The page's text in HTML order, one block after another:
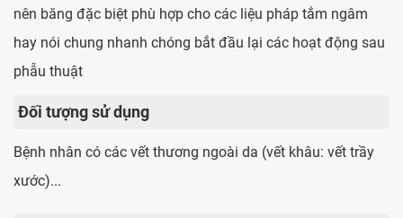
nên băng đặc biệt phù hợp cho các liệu pháp tắm ngâm
hay nói chung nhanh chóng bắt đầu lại các hoạt động sau
phẫu thuật
Đối tượng sử dụng
Bệnh nhân có các vết thương ngoài da (vết khâu: vết trầy
xước)...